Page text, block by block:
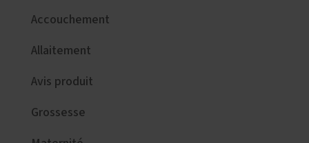
Accouchement
Allaitement
Avis produit
Grossesse